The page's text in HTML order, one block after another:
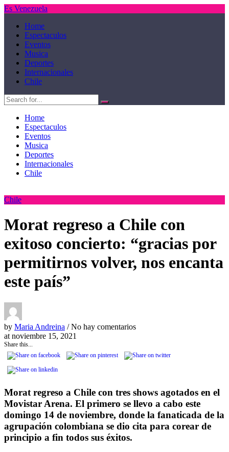
Es Venezuela
Home
Espectaculos
Eventos
Musica
Deportes
Internacionales
Chile
Home
Espectaculos
Eventos
Musica
Deportes
Internacionales
Chile
Chile
Morat regreso a Chile con
exitoso concierto: “gracias por
permitirnos volver, nos encanta
este país”
by Maria Andreina / No hay comentarios
at noviembre 15, 2021
Share this...
Morat regreso a Chile con tres shows agotados en el
Movistar Arena. El primero se llevo a cabo este
domingo 14 de noviembre, donde la fanaticada de la
agrupación colombiana se dio cita para corear de
principio a fin todos sus éxitos.